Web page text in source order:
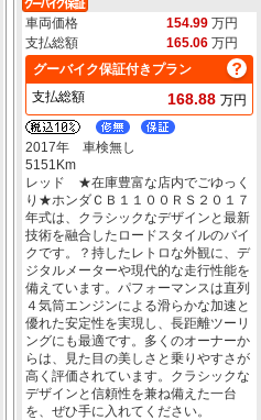
車両価格 154.99 万円
支払総額
165.06 万円
グーバイク保証付きプラン
支払総額
168.88 万円
2017年 車検無し
5151Km
レッド ★在庫豊富な店内でごゆっく
り★ホンダＣＢ１１００ＲＳ２０１７
年式は、クラシックなデザインと最新
技術を融合したロードスタイルのバイ
クです。？持したレトロな外観に、デ
ジタルメーターや現代的な走行性能を
備えています。パフォーマンスは直列
４気筒エンジンによる滑らかな加速と
優れた安定性を実現し、長距離ツーリ
ングにも最適です。多くのオーナーか
らは、見た目の美しさと乗りやすさが
高く評価されています。クラシックな
デザインと信頼性を兼ね備えた一台
を、ぜひ手に入れてください。